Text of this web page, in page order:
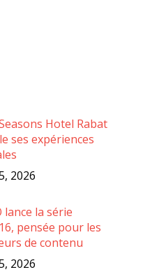
Hotel Rabat
ses expériences
2026
lance la série
pensée pour les
de contenu
2026